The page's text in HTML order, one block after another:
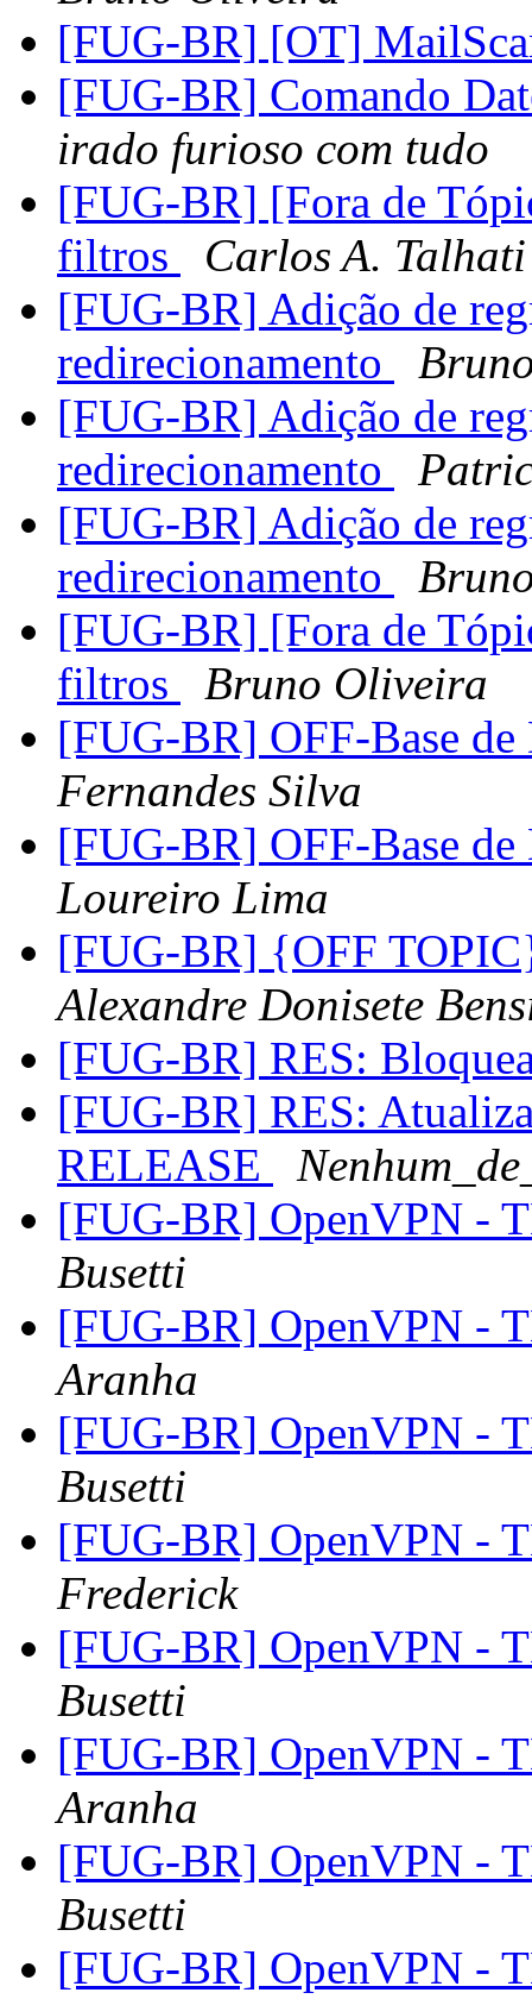
[FUG-BR] [OT]
[FUG-BR] Comando
irado furioso com tudo
[FUG-BR] [Fora de
filtros
Carlos A. Talhati
[FUG-BR] Adição de
redirecionamento
[FUG-BR] Adição de
redirecionamento
[FUG-BR] Adição de
redirecionamento
[FUG-BR] [Fora de
filtros
Bruno Oliveira
[FUG-BR] OFF-Base
Fernandes Silva
[FUG-BR] OFF-Base
Loureiro Lima
[FUG-BR] {OFF
Alexandre Donisete
[FUG-BR] RES:
[FUG-BR] RES:
RELEASE
[FUG-BR] OpenVPN -
Busetti
[FUG-BR] OpenVPN -
Aranha
[FUG-BR] OpenVPN -
Busetti
[FUG-BR] OpenVPN -
Frederick
[FUG-BR] OpenVPN -
Busetti
[FUG-BR] OpenVPN -
Aranha
[FUG-BR] OpenVPN -
Busetti
[FUG-BR] OpenVPN -